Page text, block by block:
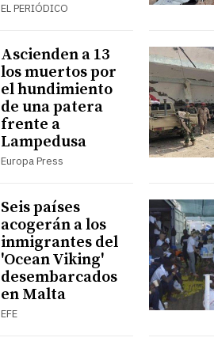
EL PERIÓDICO
Ascienden a 13
los muertos por
el hundimiento
de una patera
frente a
Lampedusa
Europa Press
Seis países
acogerán a los
inmigrantes del
'Ocean Viking'
desembarcados
en Malta
EFE